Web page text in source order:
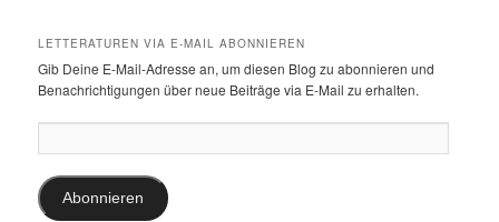
LETTERATUREN VIA E-MAIL ABONNIEREN
Gib Deine E-Mail-Adresse an, um diesen Blog zu abonnieren und
Benachrichtigungen über neue Beiträge via E-Mail zu erhalten.
Mail-
Adresse:
Abonnieren